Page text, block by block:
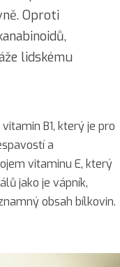
Oproti
lidskému
B1, který je pro
a
vitaminu E, který
jako je vápník,
obsah bílkovin.